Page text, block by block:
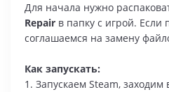
Для начала нужно
Repair в папку с игрой. Если
соглашаемся на замену
Как запускать:
1. Запускаем Steam,